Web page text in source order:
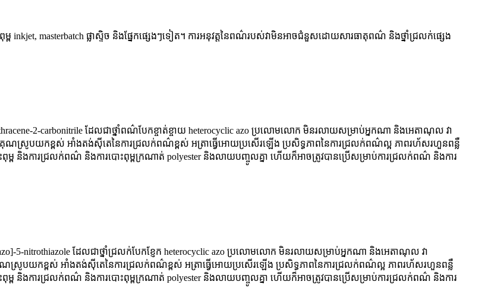
ោះពុម្ព inkjet, masterbatch ផ្លាស្ទិច និងផ្នែកផ្សេងៗទៀត។ ការអនុវត្តនៃពណ៌របស់វាមិនអាចជំនួសដោយសារធាតុពណ៌ និងថ្នាំជ្រលក់ផ្សេង
2-carbonitrile ដែលជាថ្នាំពណ៌បែកខ្ចាត់ខ្ចាយ heterocyclic azo ប្រលោមលោក មិនរលាយសម្រាប់អ្នកណា និងអេតាណុល វា
ស្រូបយកខ្ពស់ អាំងតង់ស៊ីតេនៃការជ្រលក់ពណ៌ខ្ពស់ អត្រាធ្វើអោយប្រសើរឡើង ប្រសិទ្ធភាពនៃការជ្រលក់ពណ៌ល្អ ភាពរហ័សរហួនពន្លឺ
ាំបោះពុម្ព និងការជ្រលក់ពណ៌ និងការបោះពុម្ពក្រណាត់ polyester និងលាយបញ្ចូលគ្នា ហើយក៏អាចត្រូវបានប្រើសម្រាប់ការជ្រលក់ពណ៌ និងការ
5-nitrothiazole ដែលជាថ្នាំជ្រលក់បែកខ្ញែក heterocyclic azo ប្រលោមលោក មិនរលាយសម្រាប់អ្នកណា និងអេតាណុល វា
រូបយកខ្ពស់ អាំងតង់ស៊ីតេនៃការជ្រលក់ពណ៌ខ្ពស់ អត្រាធ្វើអោយប្រសើរឡើង ប្រសិទ្ធភាពនៃការជ្រលក់ពណ៌ល្អ ភាពរហ័សរហួនពន្លឺ
ាំបោះពុម្ព និងការជ្រលក់ពណ៌ និងការបោះពុម្ពក្រណាត់ polyester និងលាយបញ្ចូលគ្នា ហើយក៏អាចត្រូវបានប្រើសម្រាប់ការជ្រលក់ពណ៌ និងការ